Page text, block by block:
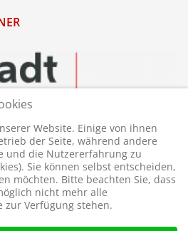
Website. Einige von ihnen
der Seite, während andere
und die Nutzererfahrung zu
Sie können selbst entscheiden,
möchten. Bitte beachten Sie, dass
nicht mehr alle
zur Verfügung stehen.